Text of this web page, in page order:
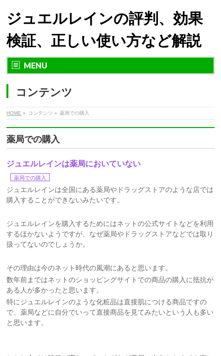
ジュエルレインの評判、効果
検証、正しい使い方など解説
MENU
コンテンツ
HOME » コンテンツ » 薬局での購入
薬局での購入
ジュエルレインは薬局においていない
薬局での購入
ジュエルレインは全国にある薬局やドラッグストアのような店では
購入することができないみたいです。
ジュエルレインを購入するためにはネットの公式サイトなどを利用
するほかないようですが、なぜ薬局やドラッグストアなどでは取り
扱ってないのでしょうか。
その理由は今のネット時代の風潮にあると思います。
数年前まではネットのショッピングサイトでの商品の購入に抵抗が
ある人が多かったと思います。
特にジュエルレインのような化粧品は直接肌につける商品ですの
で、薬局などに自分でいって直接商品を見てみたいという人も多い
と思います。